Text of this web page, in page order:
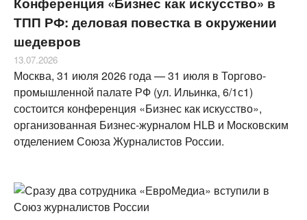
ТПП РФ: деловая повестка в окружении
шедевров
13.07.2026
​Москва, 31 июля 2026 года — 31 июля в Торгово-
промышленной палате РФ (ул. Ильинка, 6/1с1)
состоится конференция «Бизнес как искусство»,
организованная Бизнес-журналом HLB и Московским
отделением Союза Журналистов России.